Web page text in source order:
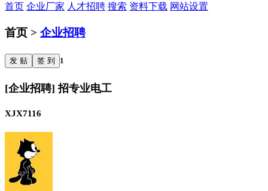
首页 企业厂家 人才招聘 搜索 资料下载 网站设置
首页 > 企业招聘
发 贴 签 到 1
[企业招聘] 招专业电工
XJX7116